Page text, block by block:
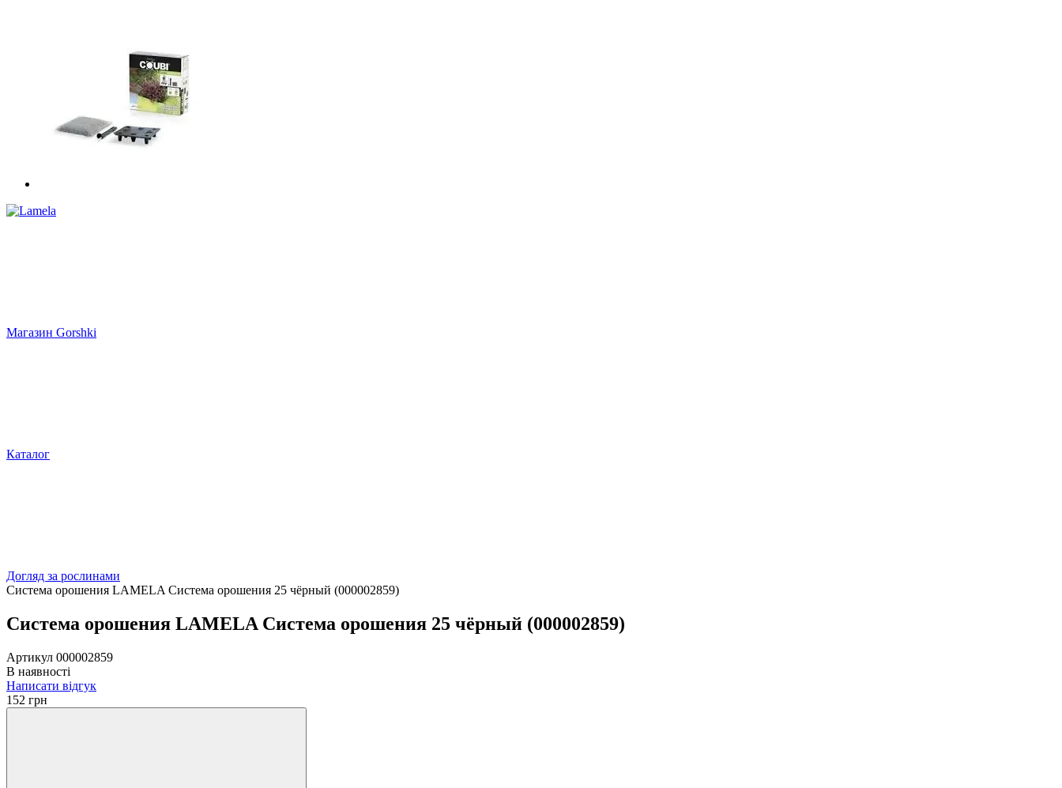
Магазин Gorshki
Каталог
Догляд за рослинами
Система орошения LAMELA Система орошения 25 чёрный (000002859)
Система орошения LAMELA Система орошения 25 чёрный (000002859)
Артикул 000002859
В наявності
Написати відгук
152 грн